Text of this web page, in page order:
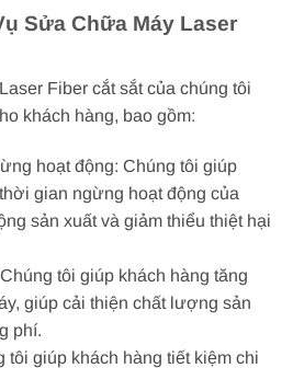
Sửa Chữa Máy Laser
Fiber cắt sắt của chúng tôi
khách hàng, bao gồm:
hoạt động: Chúng tôi giúp
gian ngừng hoạt động của
sản xuất và giảm thiểu thiệt hại
tôi giúp khách hàng tăng
giúp cải thiện chất lượng sản
phí.
tôi giúp khách hàng tiết kiệm chi